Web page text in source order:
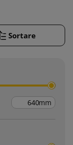
Sortare
mm